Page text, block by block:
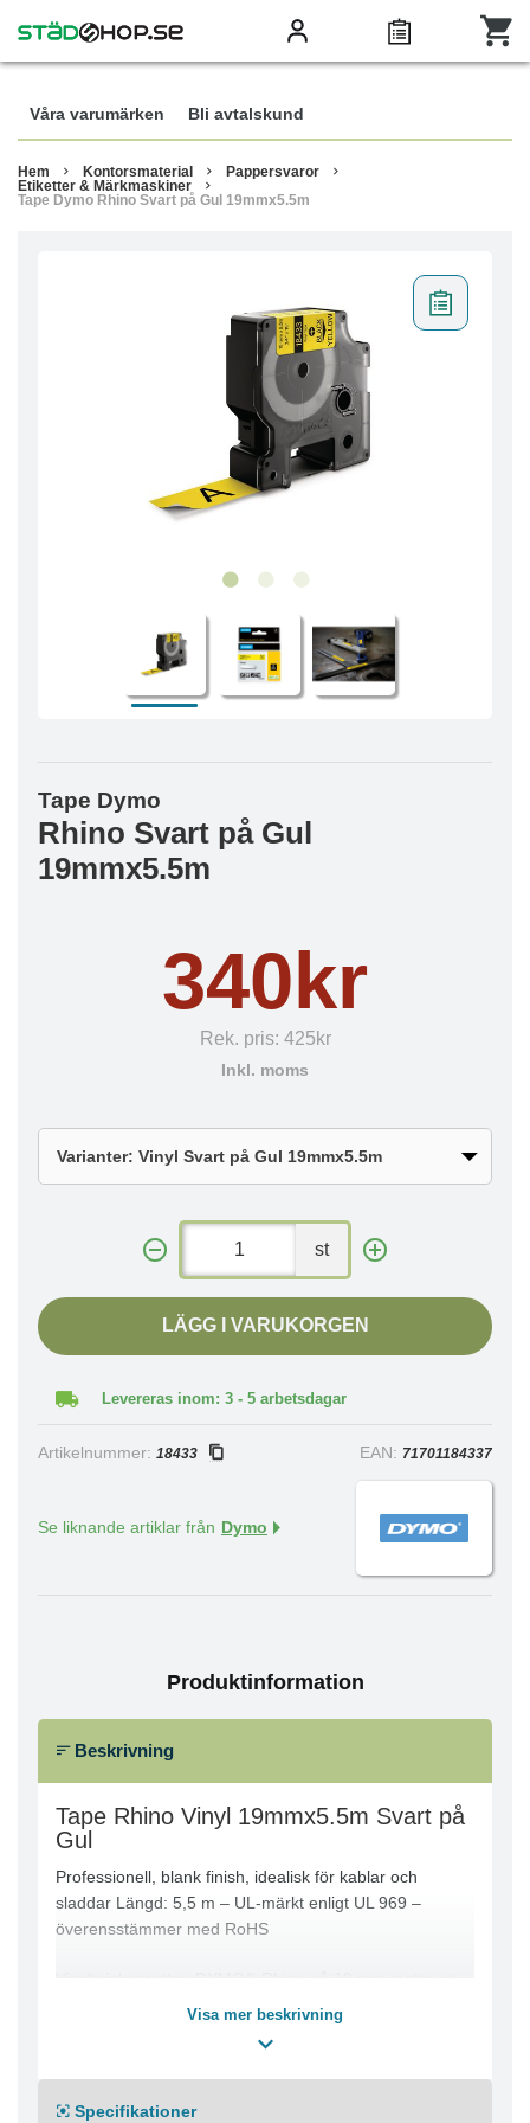
Våra varumärken Bli avtalskund
Hem Kontorsmaterial
Pappersvaror
Etiketter & Märkmaskiner
Tape Dymo Rhino Svart på Gul 19mmx5.5m
Tape Dymo
Rhino Svart på Gul
19mmx5.5m
340kr
Rek. pris: 425kr
Inkl. moms
st
LÄGG I VARUKORGEN
Levereras inom: 3 - 5 arbetsdagar
Artikelnummer: 18433 EAN: 71701184337
Se liknande artiklar från Dymo
Produktinformation
Beskrivning
Tape Rhino Vinyl 19mmx5.5m Svart på
Gul
Professionell, blank finish, idealisk för kablar och
sladdar Längd: 5,5 m – UL-märkt enligt UL 969 –
överensstämmer med RoHS
Vinyltejpkassetten DYMO® Rhino på 19 mm matar ut
slitstark vinyltejp med svart text på vit botten för
termisk överföringsteknik – varken bläck eller toner
behövs. De är resistenta mot vatten, UV-ljus, kemikalier
Visa mer beskrivning
Specifikationer